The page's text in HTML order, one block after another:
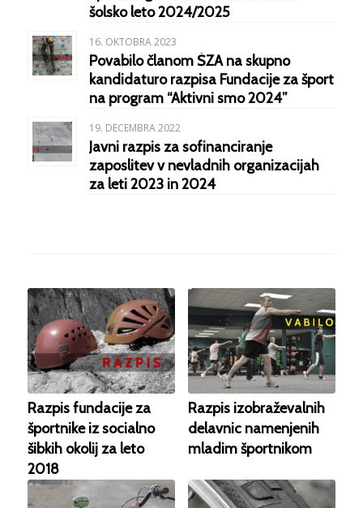
šolsko leto 2024/2025
16. OKTOBRA 2023
Povabilo članom ŠZA na skupno
kandidaturo razpisa Fundacije za šport
na program “Aktivni smo 2024”
19. DECEMBRA 2022
Javni razpis za sofinanciranje
zaposlitev v nevladnih organizacijah
za leti 2023 in 2024
Razpis fundacije za
športnike iz socialno
šibkih okolij za leto
2018
Razpis izobraževalnih
delavnic namenjenih
mladim športnikom